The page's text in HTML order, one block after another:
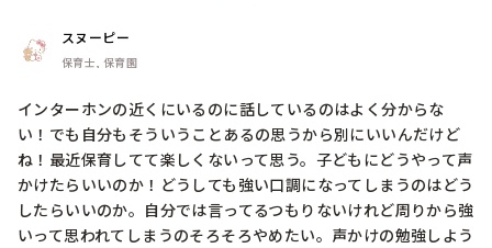
スヌーピー
保育士, 保育園
インターホンの近くにいるのに話しているのはよく分からな
い！でも自分もそういうことあるの思うから別にいいんだけど
ね！最近保育してて楽しくないって思う。子どもにどうやって声
かけたらいいのか！どうしても強い口調になってしまうのはどう
したらいいのか。自分では言ってるつもりないけれど周りから強
いって思われてしまうのそろそろやめたい。声かけの勉強しよう